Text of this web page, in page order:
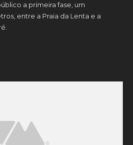
a primeira fase, um
entre a Praia da Lenta e a